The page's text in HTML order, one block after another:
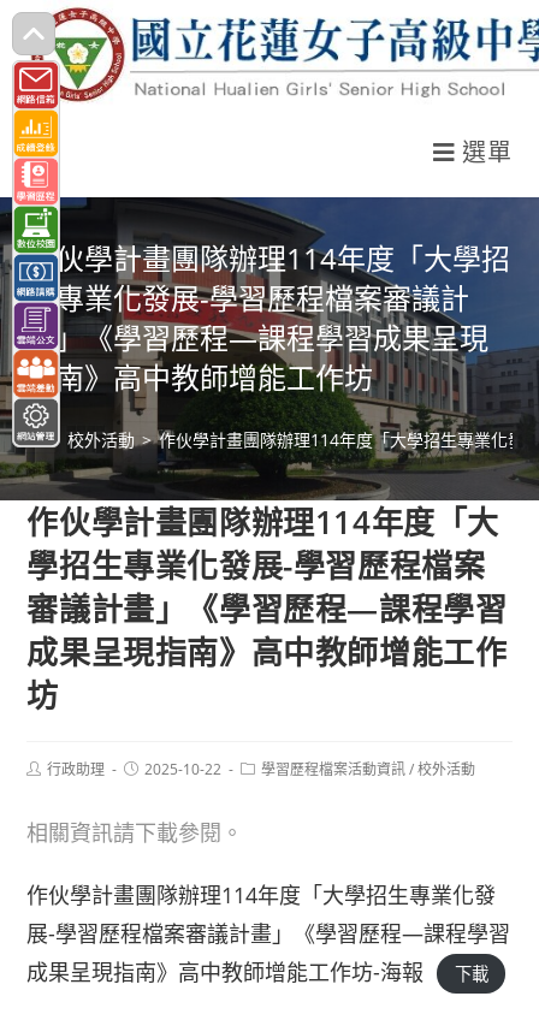
跳
轉
至
主
要
內
容
選單
作伙學計畫團隊辦理114年度「大學招
生專業化發展-學習歷程檔案審議計
畫」《學習歷程—課程學習成果呈現
指南》高中教師增能工作坊
> 校外活動 > 作伙學計畫團隊辦理114年度「大學招生專業化
作伙學計畫團隊辦理114年度「大
學招生專業化發展-學習歷程檔案
審議計畫」《學習歷程—課程學習
成果呈現指南》高中教師增能工作
坊
Post行政助理
Post2025-10-22
Post學習歷程檔案活動資訊 / 校外活動
相關資訊請下載參閱。
作伙學計畫團隊辦理114年度「大學招生專業化發
展-學習歷程檔案審議計畫」《學習歷程—課程學習
成果呈現指南》高中教師增能工作坊-海報
下載